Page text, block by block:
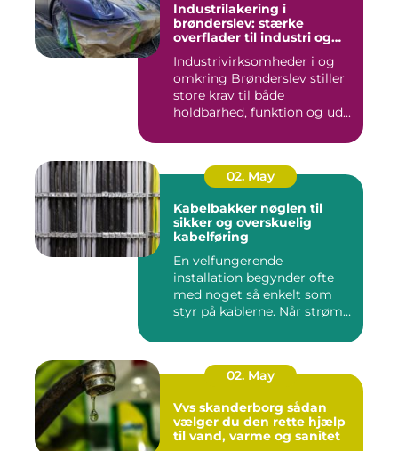
Industrilakering i
brønderslev: stærke
overflader til industri og
Industrivirksomheder i og
omkring Brønderslev stiller
store krav til både
holdbarhed, funktion og ud...
02. May
Kabelbakker nøglen til
sikker og overskuelig
kabelføring
En velfungerende
installation begynder ofte
med noget så enkelt som
styr på kablerne. Når strøm-,
02. May
Vvs skanderborg sådan
vælger du den rette hjælp
til vand, varme og sanitet